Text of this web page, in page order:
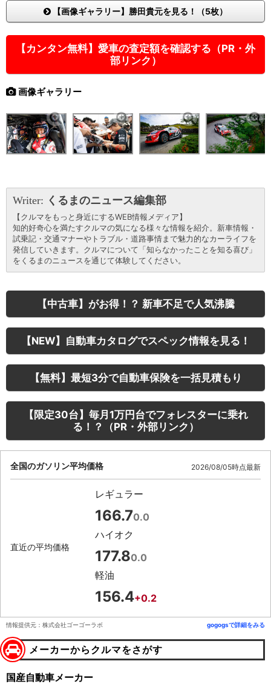
【画像ギャラリー】勝田貴元を見る！（5枚）
【カンタン無料】愛車の査定額を確認する（PR・外
部リンク）
画像ギャラリー
Writer: くるまのニュース編集部
【クルマをもっと身近にするWEB情報メディア】
知的好奇心を満たすクルマの気になる様々な情報を紹介。新車情報・
試乗記・交通マナーやトラブル・道路事情まで魅力的なカーライフを
発信していきます。クルマについて「知らなかったことを知る喜び」
をくるまのニュースを通じて体験してください。
【中古車】がお得！？ 新車不足で人気沸騰
【NEW】自動車カタログでスペック情報を見る！
【無料】最短3分で自動車保険を一括見積もり
【限定30台】毎月1万円台でフォレスターに乗れ
る！？（PR・外部リンク）
全国のガソリン平均価格 2026/08/05時点最新
直近の平均価格
レギュラー
166.70.0
ハイオク
177.80.0
軽油
156.4+0.2
情報提供元：株式会社ゴーゴーラボ gogogsで詳細をみる
メーカーからクルマをさがす
国産自動車メーカー